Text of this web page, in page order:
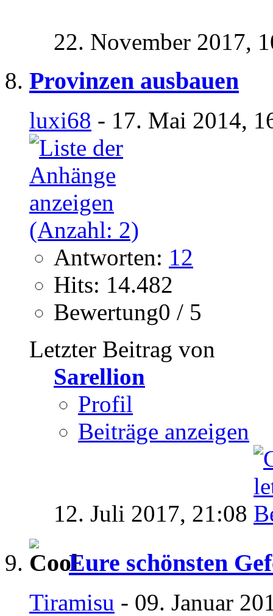
22. November 2017,
Provinzen ausbauen
luxi68 - 17. Mai 2014,
Antworten: 12
Hits: 14.482
Bewertung0 / 5
Letzter Beitrag von
Sarellion
Profil
Beiträge anzeigen
12. Juli 2017, 21:08
Eure schönsten
Tiramisu - 09. Januar